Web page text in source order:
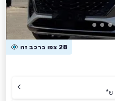
28 צפו ברכב זה
*